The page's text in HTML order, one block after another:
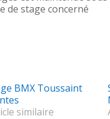
de stage concerné
BMX Toussaint
similaire